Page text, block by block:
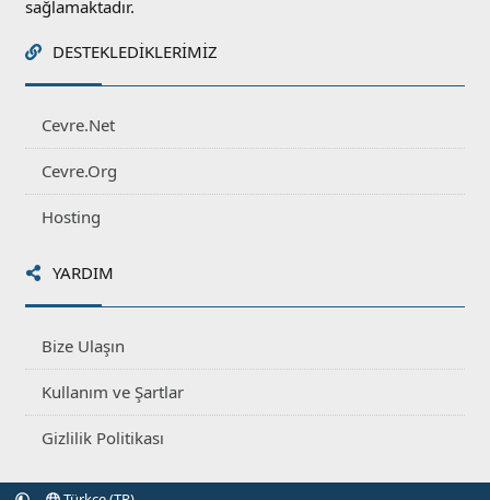
sağlamaktadır.
DESTEKLEDIKLERIMIZ
Cevre.Net
Cevre.Org
Hosting
YARDIM
Bize Ulaşın
Kullanım ve Şartlar
Gizlilik Politikası